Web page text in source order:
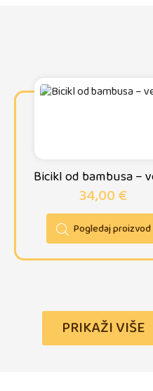
Bicikl od bambusa –
34,00€
Pogledaj proizvod
PRIKAŽI VIŠE